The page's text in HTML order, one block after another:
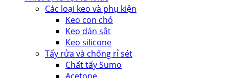
Các loại keo và phụ kiện
Keo con chó
Keo dán sắt
Keo silicone
Tẩy rửa và chống rỉ sét
Chất tẩy Sumo